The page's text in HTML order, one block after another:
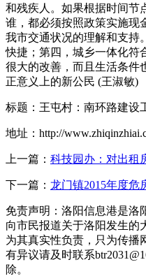
和残疾人。如果根据时间节
谁，都必须按照政策实施现
我市交通状况的理解和支持
快捷；第四，城乡一体化符
很大的改善，而且生活条件
正意义上的新公民 (王淑敏)
标题：王屯村：南环路建设
地址：http://
上一篇： 科技园办：对出租
下一篇： 龙门镇2015年度危
免责声明：洛阳信息港是洛
向市民报道关于洛阳发生的
为其真实性负责，只为传播
有异议请及时联系
除。